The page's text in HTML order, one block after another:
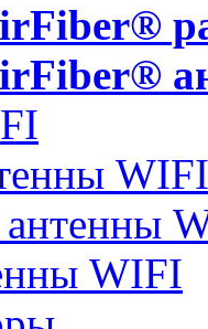
WIFI
WIFI